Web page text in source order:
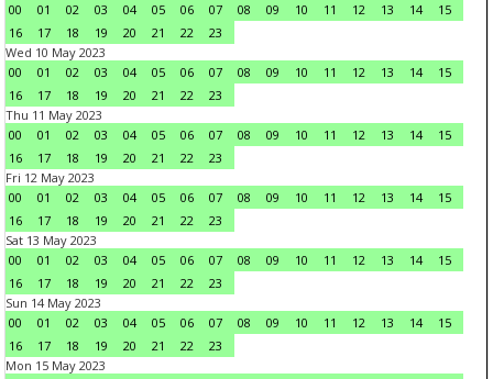
00
01 02 03 04 05 06 07 08 09 10 11 12 13 14
15
16
17 18 19 20 21 22
23
Wed 10 May 2023
00
01 02 03 04 05 06 07 08 09 10 11 12 13 14
15
16
17 18 19 20 21 22
23
Thu 11 May 2023
00
01 02 03 04 05 06 07 08 09 10 11 12 13 14
15
16
17 18 19 20 21 22
23
Fri 12 May 2023
00
01 02 03 04 05 06 07 08 09 10 11 12 13 14
15
16
17 18 19 20 21 22
23
Sat 13 May 2023
00
01 02 03 04 05 06 07 08 09 10 11 12 13 14
15
16
17 18 19 20 21 22
23
Sun 14 May 2023
00
01 02 03 04 05 06 07 08 09 10 11 12 13 14
15
16
17 18 19 20 21 22
23
Mon 15 May 2023